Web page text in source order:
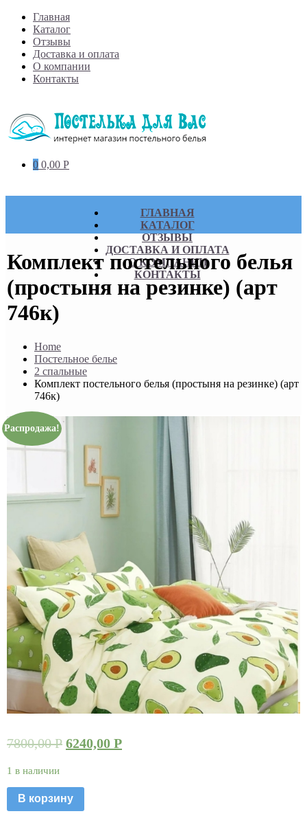
Skip
content
Главная
Каталог
Отзывы
Доставка и оплата
О компании
Контакты
0 0,00 Р
ГЛАВНАЯ
КАТАЛОГ
ОТЗЫВЫ
ДОСТАВКА И ОПЛАТА
О КОМПАНИИ
КОНТАКТЫ
Комплект постельного белья
(простыня на резинке) (арт
746к)
Home
Постельное белье
2 спальные
Комплект постельного белья (простыня на резинке) (арт
746к)
Распродажа!
7800,00Р 6240,00 Р
1 в наличии
В корзину